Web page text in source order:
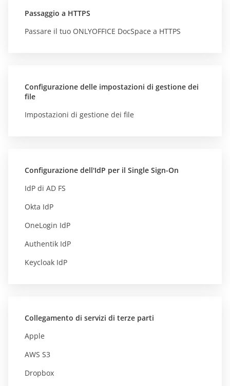
Passaggio a HTTPS
Passare il tuo ONLYOFFICE DocSpace a HTTPS
Configurazione delle impostazioni di gestione dei
file
Impostazioni di gestione dei file
Configurazione dell'IdP per il Single Sign-On
IdP di AD FS
Okta IdP
OneLogin IdP
Authentik IdP
Keycloak IdP
Collegamento di servizi di terze parti
Apple
AWS S3
Dropbox